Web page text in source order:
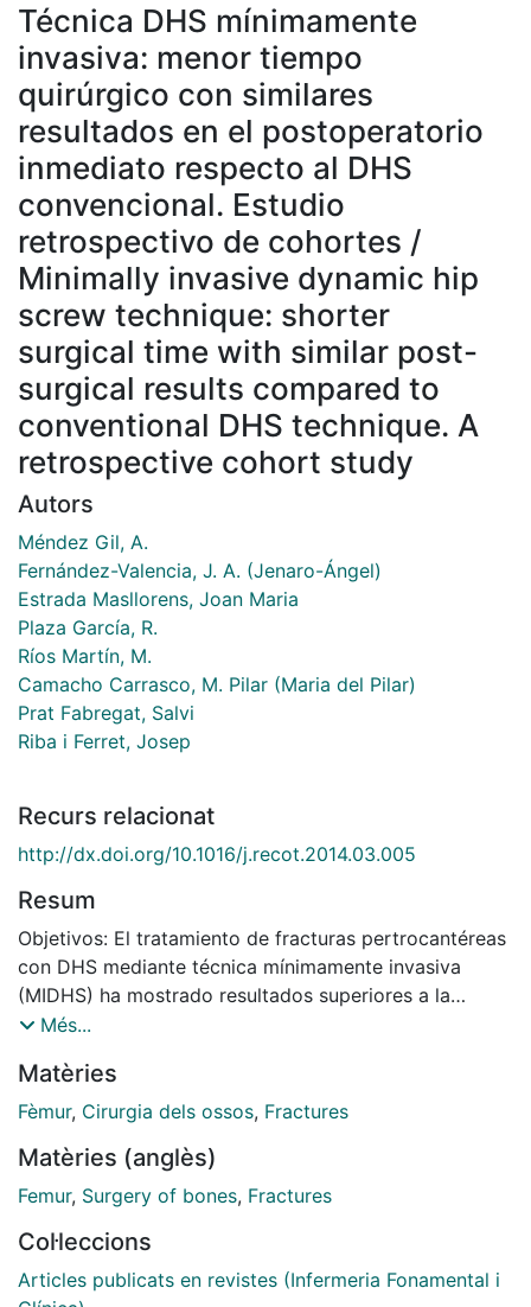
Técnica DHS mínimamente
invasiva: menor tiempo
quirúrgico con similares
resultados en el postoperatorio
inmediato respecto al DHS
convencional. Estudio
retrospectivo de cohortes /
Minimally invasive dynamic hip
screw technique: shorter
surgical time with similar post-
surgical results compared to
conventional DHS technique. A
retrospective cohort study
Autors
Méndez Gil, A.
Fernández-Valencia, J. A. (Jenaro-Ángel)
Estrada Masllorens, Joan Maria
Plaza García, R.
Ríos Martín, M.
Camacho Carrasco, M. Pilar (Maria del Pilar)
Prat Fabregat, Salvi
Riba i Ferret, Josep
Recurs relacionat
http://dx.doi.org/10.1016/j.recot.2014.03.005
Resum
Objetivos: El tratamiento de fracturas pertrocantéreas
con DHS mediante técnica mínimamente invasiva
(MIDHS) ha mostrado resultados superiores a la
técnica convencional (CDHS) en estudios previos. El
diferencias en requerimientos transfusionales,
morbilidad, estancia hospitalaria y en el coste
cohortes. Material y método: Estudio de cohortes en
80 pacientes con fracturas intertrocantéreas de fémur
de 2005 y septiembre de 2007: 40 de ellos con la
técnica convencional y 40 de ellos con técnica MIDHS.
Més...
Matèries
Fèmur, Cirurgia dels ossos, Fractures
Matèries (anglès)
Femur, Surgery of bones, Fractures
Col·leccions
Articles publicats en revistes (Infermeria Fonamental i